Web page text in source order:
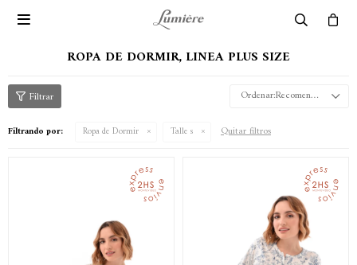

ROPA DE DORMIR, LINEA PLUS SIZE
Recomendados
Filtrando por: Ropa de Dormir Talle s Quitar filtros